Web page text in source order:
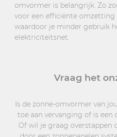
omvormer is belangrijk. Zo
voor een efficiënte omzetting
waardoor je minder gebruik
elektriciteitsnet.
Vraag het
Is de zonne-omvormer van
toe aan vervanging of is een
Of wil je graag overstappen